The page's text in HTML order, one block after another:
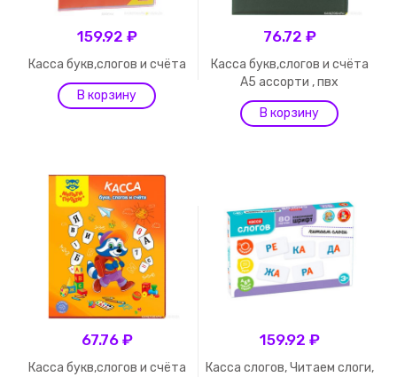
159.92 ₽
Касса букв,слогов и счёта
76.72 ₽
Касса букв,слогов и счёта
А5 ассорти , пвх
67.76 ₽
Касса букв,слогов и счёта
159.92 ₽
Касса слогов, Читаем слоги,